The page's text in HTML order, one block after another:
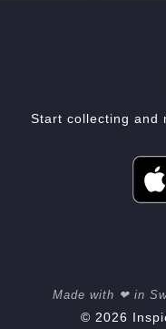
Start collecting and
Made with ❤ in
© 2026